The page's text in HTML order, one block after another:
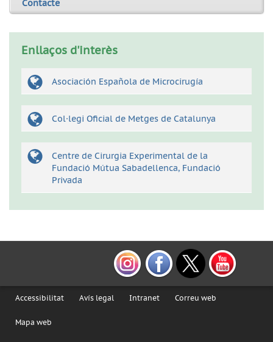
Contacte
Enllaços d'interès
Asociación Española de Microcirugía
Col·legi Oficial de Metges de Catalunya
Centre de Cirurgia Experimental de la
Fundació Mútua Sabadellenca, Fundació
Privada
Accessibilitat Avís legal Intranet Correu web
Mapa web